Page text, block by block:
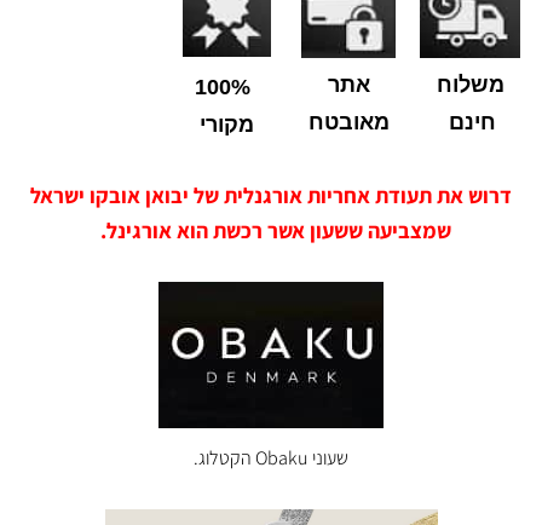
משלוח
חינם
אתר
מאובטח
100%
מקורי
דרוש את תעודת אחריות אורגנלית של יבואן אובקו ישראל
שמצביעה ששעון אשר רכשת הוא אורגינל.
שעוני Obaku הקטלוג.